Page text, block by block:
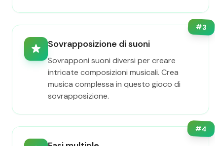
#3
Sovrapposizione di suoni
Sovrapponi suoni diversi per creare
intricate composizioni musicali. Crea
musica complessa in questo gioco di
sovrapposizione.
#4